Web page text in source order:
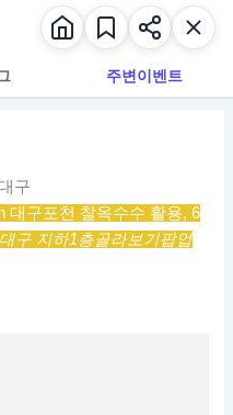
주변이벤트
구
대구포천 찰옥수수 활용, 6
구 지하1층골라보기팝업